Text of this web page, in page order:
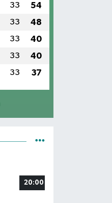
33 54
33 48
33 40
33 40
33 37
20:00